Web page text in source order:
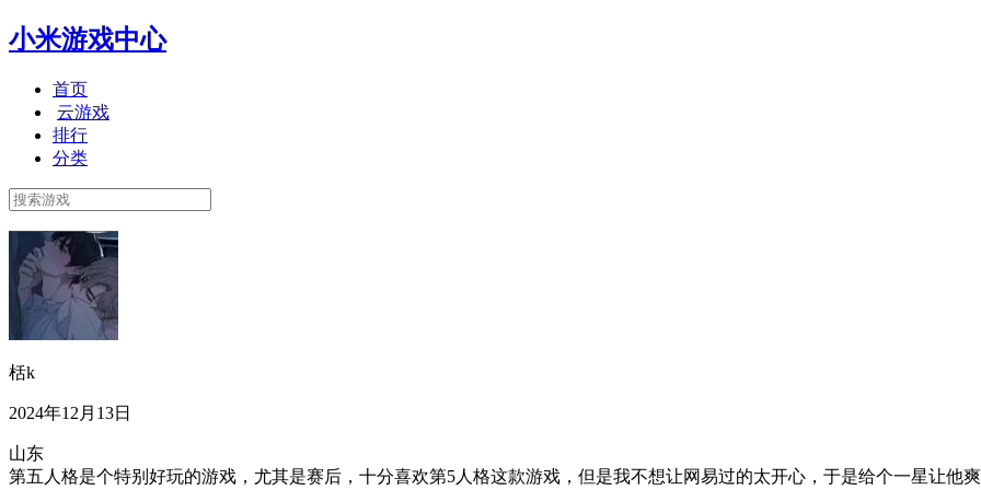
小米游戏中心
首页
云游戏
排行
分类
栝k
2024年12月13日
山东
第五人格是个特别好玩的游戏，尤其是赛后，十分喜欢第5人格这款游戏，但是我不想让网易过的太开心，于是给个一星让他